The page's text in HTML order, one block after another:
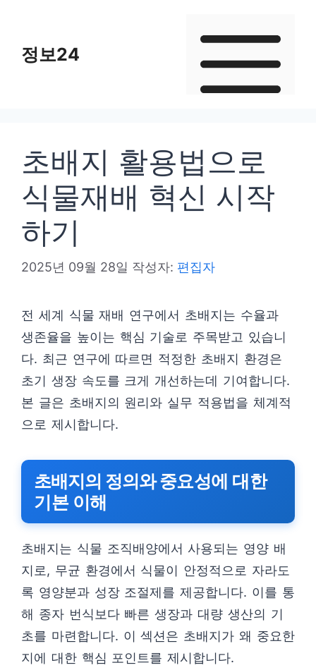
정보24
초배지 활용법으로
식물재배 혁신 시작
하기
2025년 09월 28일 작성자: 편집자
전 세계 식물 재배 연구에서 초배지는 수율과
생존율을 높이는 핵심 기술로 주목받고 있습니
다. 최근 연구에 따르면 적정한 초배지 환경은
초기 생장 속도를 크게 개선하는데 기여합니다.
본 글은 초배지의 원리와 실무 적용법을 체계적
으로 제시합니다.
초배지의 정의와 중요성에 대한
기본 이해
초배지는 식물 조직배양에서 사용되는 영양 배
지로, 무균 환경에서 식물이 안정적으로 자라도
록 영양분과 성장 조절제를 제공합니다. 이를 통
해 종자 번식보다 빠른 생장과 대량 생산의 기
초를 마련합니다. 이 섹션은 초배지가 왜 중요한
지에 대한 핵심 포인트를 제시합니다.